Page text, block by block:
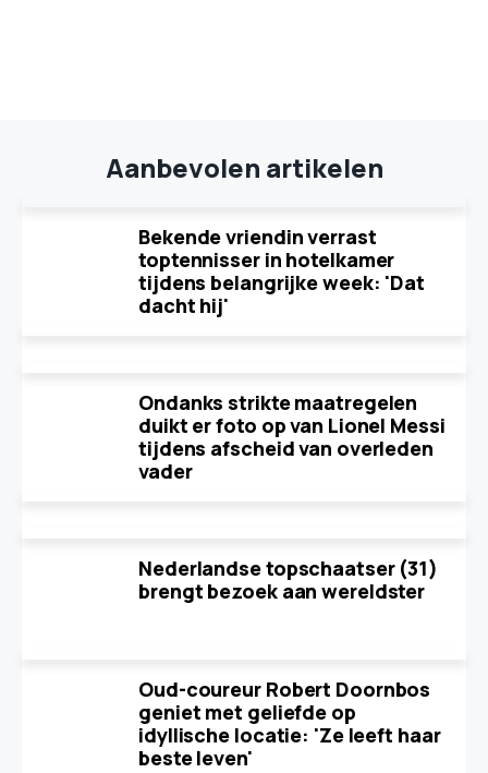
Aanbevolen artikelen
Bekende vriendin verrast
toptennisser in hotelkamer
tijdens belangrijke week: 'Dat
dacht hij'
Ondanks strikte maatregelen
duikt er foto op van Lionel Messi
tijdens afscheid van overleden
vader
Nederlandse topschaatser (31)
brengt bezoek aan wereldster
Oud-coureur Robert Doornbos
geniet met geliefde op
idyllische locatie: 'Ze leeft haar
beste leven'